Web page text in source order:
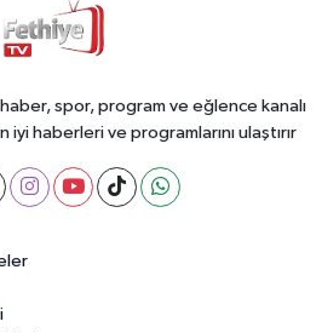
spor, program ve eğlence kanalı
haberleri ve programlarını ulaştırır